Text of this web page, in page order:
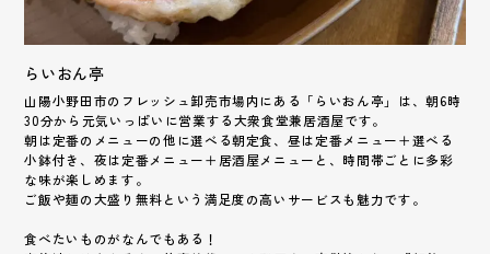
らいおん亭
山陽小野田市のフレッシュ卸売市場内にある「らいおん亭」は、朝6時
30分から元気いっぱいに営業する大衆食堂兼居酒屋です。
朝は定番のメニューの他に選べる朝定食、昼は定番メニュー＋選べる
小鉢付き、夜は定番メニュー＋居酒屋メニューと、時間帯ごとに多彩
な味が楽しめます。
ご飯や麺の大盛り無料という満足度の高いサービスも魅力です。
食べたいものがなんでもある！